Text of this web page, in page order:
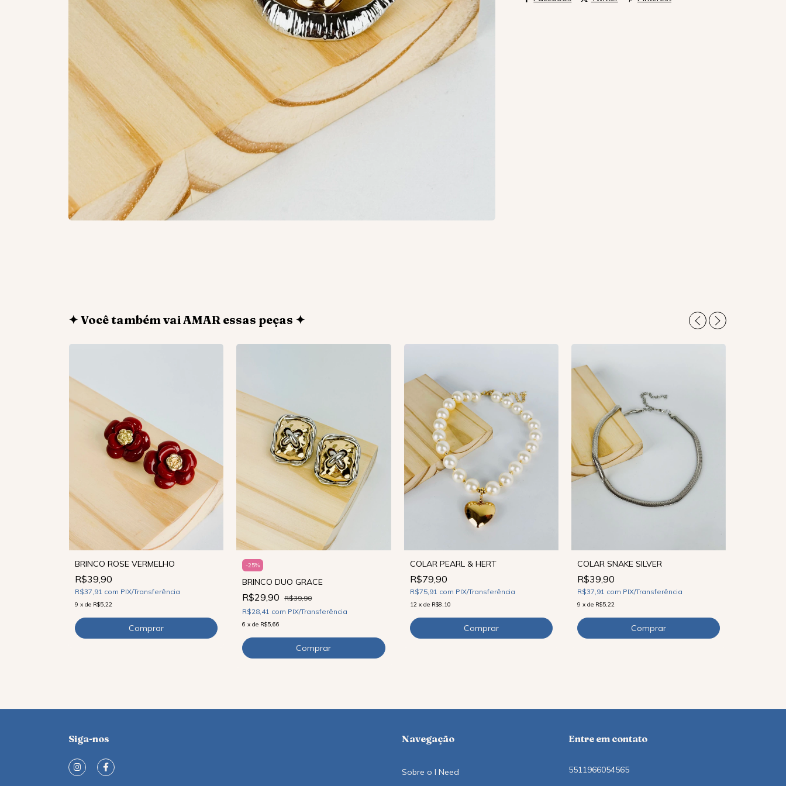
✦ Você também vai AMAR essas peças ✦
BRINCO ROSE VERMELHO
R$39,90
R$37,91 com PIX/Transferência
9 x de R$5,22
-25%
BRINCO DUO GRACE
R$29,90
R$39,90
R$28,41 com PIX/Transferência
6 xde R$5,66
COLAR PEARL & HERT
R$79,90
R$75,91 com PIX/Transferência
12 x de R$8,10
COLAR SNAKE SILVER
R$39,90
R$37,91 com PIX/Transferência
9 x de R$5,22
Siga-nos Navegação
Sobre o I Need
Entre em contato
5511966054565